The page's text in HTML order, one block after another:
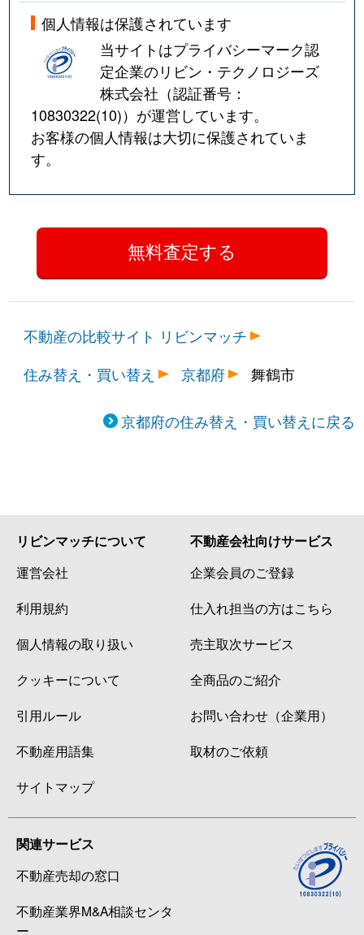
個人情報は保護されています
当サイトはプライバシーマーク認
定企業のリビン・テクノロジーズ
株式会社（認証番号：
10830322(10)）が運営しています。
お客様の個人情報は大切に保護されていま
す。
不動産の比較サイト リビンマッチ
住み替え・買い替え
京都府 舞鶴市
京都府の住み替え・買い替えに戻る
リビンマッチについて
運営会社
利用規約
個人情報の取り扱い
クッキーについて
引用ルール
不動産用語集
サイトマップ
不動産会社向けサービス
企業会員のご登録
仕入れ担当の方はこちら
売主取次サービス
全商品のご紹介
お問い合わせ（企業用）
取材のご依頼
関連サービス
不動産売却の窓口
不動産業界M&A相談センタ
ー